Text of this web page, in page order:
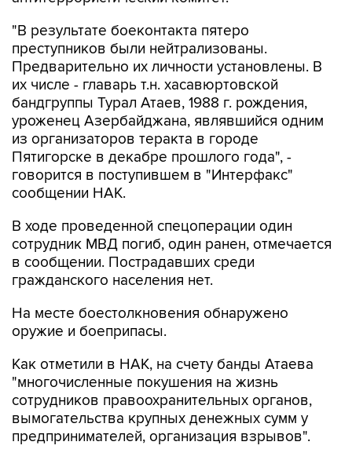
"В результате боеконтакта пятеро
преступников были нейтрализованы.
Предварительно их личности установлены. В
их числе - главарь т.н. хасавюртовской
бандгруппы Турал Атаев, 1988 г. рождения,
уроженец Азербайджана, являвшийся одним
из организаторов теракта в городе
Пятигорске в декабре прошлого года", -
говорится в поступившем в "Интерфакс"
сообщении НАК.
В ходе проведенной спецоперации один
сотрудник МВД погиб, один ранен, отмечается
в сообщении. Пострадавших среди
гражданского населения нет.
На месте боестолкновения обнаружено
оружие и боеприпасы.
Как отметили в НАК, на счету банды Атаева
"многочисленные покушения на жизнь
сотрудников правоохранительных органов,
вымогательства крупных денежных сумм у
предпринимателей, организация взрывов".